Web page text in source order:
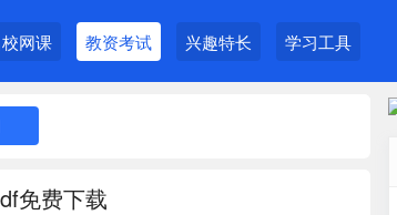
网课 教资考试 兴趣特长 学习工具
免费下载